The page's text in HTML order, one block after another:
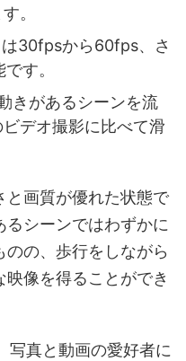
。
30fpsから60fps、さ
す。
きがあるシーンを流
デオ撮影に比べて滑
と画質が優れた状態で
シーンではわずかに
の、歩行をしながら
像を得ることができ
真と動画の愛好者に